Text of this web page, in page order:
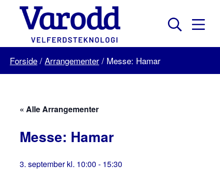
Varodd
Velferdsteknologi
Menu
Forside / Arrangementer / Messe: Hamar
« Alle Arrangementer
Messe: Hamar
3. september kl. 10:00 - 15:30